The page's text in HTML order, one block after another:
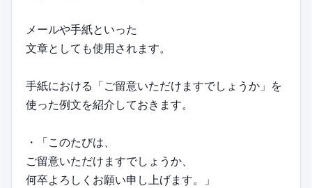
メールや手紙といった
文章としても使用されます。
手紙における「ご留意いただけますでしょうか」を
使った例文を紹介しておきます。
・「このたびは、
ご留意いただけますでしょうか、
何卒よろしくお願い申し上げます。」